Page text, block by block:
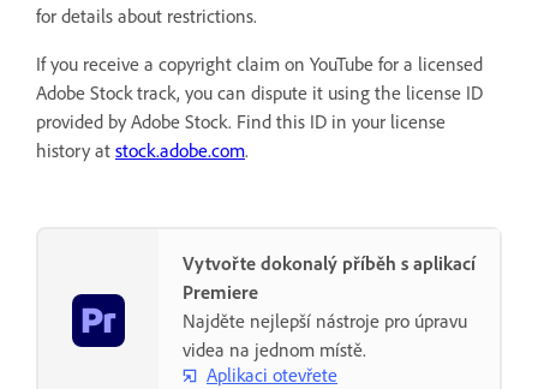
for details about restrictions.
If you receive a copyright claim on YouTube for a licensed
Adobe Stock track, you can dispute it using the license ID
provided by Adobe Stock. Find this ID in your license
history at stock.adobe.com.
Vytvořte dokonalý příběh s aplikací
Premiere
Najděte nejlepší nástroje pro úpravu
videa na jednom místě.
Aplikaci otevřete